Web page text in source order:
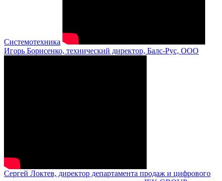
Системотехника
Игорь Борисенко, технический директор, Балс-Рус, ООО
Сергей Локтев, директор департамента продаж и цифрового